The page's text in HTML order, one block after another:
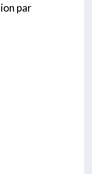
par